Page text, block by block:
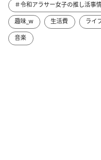
＃令和アラサー女子の推し活事
趣味_w
生活費 ライ
音楽